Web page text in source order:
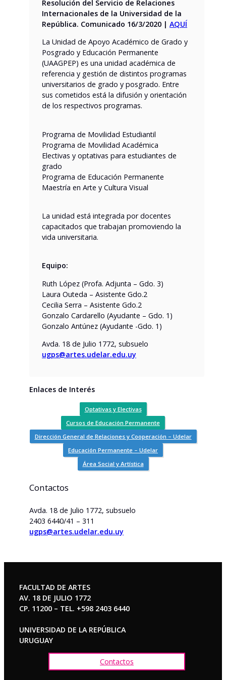
Resolución del Servicio de Relaciones
Internacionales de la Universidad de la
República. Comunicado 16/3/2020 | AQUÍ
La Unidad de Apoyo Académico de Grado y
Posgrado y Educación Permanente
(UAAGPEP) es una unidad académica de
referencia y gestión de distintos programas
universitarios de grado y posgrado. Entre
sus cometidos está la difusión y orientación
de los respectivos programas.
Programa de Movilidad Estudiantil
Programa de Movilidad Académica
Electivas y optativas para estudiantes de
grado
Programa de Educación Permanente
Maestría en Arte y Cultura Visual
La unidad está integrada por docentes
capacitados que trabajan promoviendo la
vida universitaria.
Equipo:
Ruth López (Profa. Adjunta – Gdo. 3)
Laura Outeda – Asistente Gdo.2
Cecilia Serra – Asistente Gdo.2
Gonzalo Cardarello (Ayudante – Gdo. 1)
Gonzalo Antúnez (Ayudante -Gdo. 1)
Avda. 18 de Julio 1772, subsuelo
ugps@artes.udelar.edu.uy
Enlaces de Interés
Optativas y Electivas
Cursos de Educación Permanente
Dirección General de Relaciones y Cooperación – Udelar
Educación Permanente – Udelar
Área Social y Artística
Contactos
Avda. 18 de Julio 1772, subsuelo
2403 6440/41 – 311
ugps@artes.udelar.edu.uy
FACULTAD DE ARTES
AV. 18 DE JULIO 1772
CP. 11200 – TEL. +598 2403 6440
UNIVERSIDAD DE LA REPÚBLICA
URUGUAY
Contactos